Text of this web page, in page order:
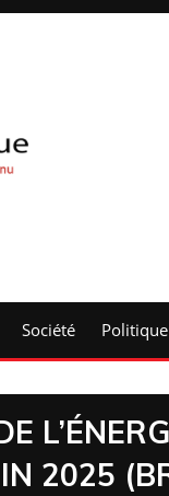
Société
2025